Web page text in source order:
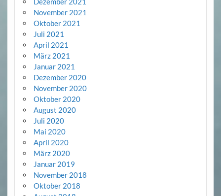
November 2021
Oktober 2021
Juli 2021
April 2021
März 2021
Januar 2021
Dezember 2020
November 2020
Oktober 2020
August 2020
Juli 2020
Mai 2020
April 2020
März 2020
Januar 2019
November 2018
Oktober 2018